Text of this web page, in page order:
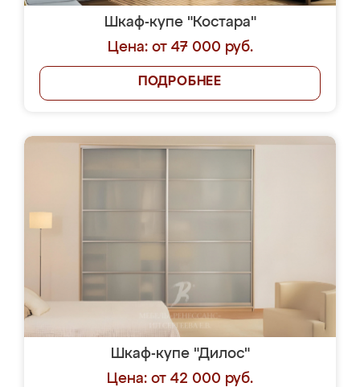
Шкаф-купе "Костара"
Цена: от 47 000 руб.
ПОДРОБНЕЕ
Шкаф-купе "Дилос"
Цена: от 42 000 руб.